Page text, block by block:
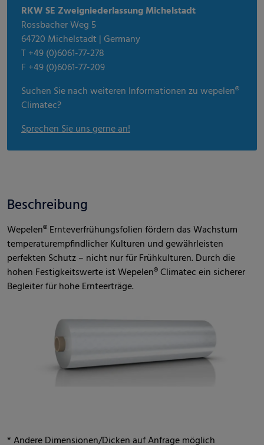
RKW SE Zweigniederlassung Michelstadt
Rossbacher Weg 5
64720 Michelstadt | Germany
T +49 (0)6061-77-278
F +49 (0)6061-77-209
Suchen Sie nach weiteren Informationen zu wepelen®
Climatec?
Sprechen Sie uns gerne an!
Beschreibung
Wepelen® Ernteverfrühungsfolien fördern das Wachstum
temperaturempfindlicher Kulturen und gewährleisten
perfekten Schutz – nicht nur für Frühkulturen. Durch die
hohen Festigkeitswerte ist Wepelen® Climatec ein sicherer
Begleiter für hohe Ernteerträge.
* Andere Dimensionen/Dicken auf Anfrage möglich